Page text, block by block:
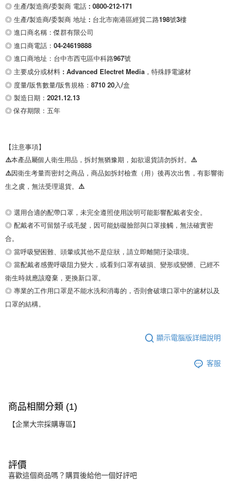
◎ 生產/製造商/委製商 電話 : 0800-212-171
◎ 生產/製造商/委製商 地址 : 台北市南港區經貿二路198號3樓
◎ 進口商名稱：傑群有限公司
◎ 進口商電話：04-24619888
◎ 進口商地址：台中市西屯區中科路967號
◎ 主要成分或材料 : Advanced Electret Media，特殊靜電濾材
◎ 度量/販售數量/販售規格：8710 20入/盒
◎ 保存期限：五年
【注意事項】
⚠️本產品屬個人衛生用品，拆封無猶豫期，如欲退貨請勿拆封。⚠️
⚠️因衛生考量而密封之商品，商品如拆封檢查（用）後再次出售，有影響衛
生之虞，無法受理退貨。⚠️
◎ 選用合適的配帶口罩，未完全遵照使用說明可能影響配戴者安全。
◎ 配戴者不可留鬍子或毛髮，因可能妨礙臉部與口罩接觸，無法確實密
合。
◎ 當呼吸變困難、頭暈或其他不是症狀，請立即離開汙染環境。
◎ 當配戴者感覺呼吸阻力變大，或看到口罩有破損、變形或變髒、已經不
衛生時就應該廢棄，更換新口罩。
◎ 專業的工作用口罩是不能水洗和消毒的，否則會破壞口罩中的濾材以及
口罩的結構。
顯示電腦版詳細說明
客服
商品相關分類 (1)
【企業大宗採購專區】
評價
喜歡這個商品嗎？購買後給他一個好評吧